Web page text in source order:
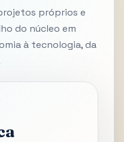
próprios e
do núcleo em
à tecnologia, da